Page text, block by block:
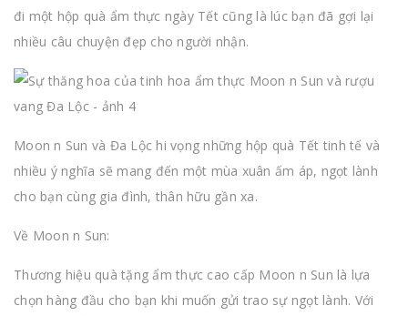
đi một hộp quà ẩm thực ngày Tết cũng là lúc bạn đã gợi lại
nhiều câu chuyện đẹp cho người nhận.
Moon n Sun và Đa Lộc hi vọng những hộp quà Tết tinh tế và
nhiều ý nghĩa sẽ mang đến một mùa xuân ấm áp, ngọt lành
cho bạn cùng gia đình, thân hữu gần xa.
Về Moon n Sun:
Thương hiệu quà tặng ẩm thực cao cấp Moon n Sun là lựa
chọn hàng đầu cho bạn khi muốn gửi trao sự ngọt lành. Với